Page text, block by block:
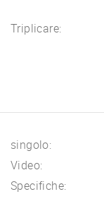
Triplicare:
singolo:
Video:
Specifiche: